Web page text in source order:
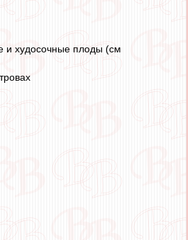
и худосочные плоды (см